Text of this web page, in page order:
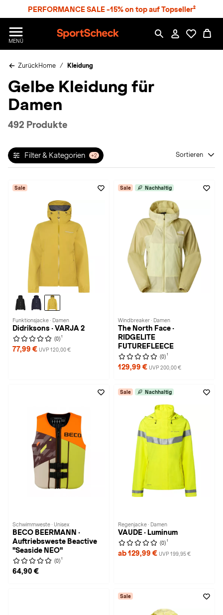
PERFORMANCE SALE -15% on top auf Topseller²
MENÜ
p
r
h
c
ZurückHome Kleidung
Gelbe Kleidung für
Damen
492 Produkte
Filter & Kategorien +2 Sortieren
Sale
Funktionsjacke · Damen
Didriksons · VARJA 2
(0) 1
77,99 € UVP 120,00 €
Sale Nachhaltig
Windbreaker · Damen
The North Face ·
RIDGELITE
FUTUREFLEECE
(0) 1
129,99 € UVP 200,00 €
Schwimmweste · Unisex
BECO BEERMANN ·
Auftriebsweste Beactive
"Seaside NEO"
(0) 1
64,90 €
Sale Nachhaltig
Regenjacke · Damen
VAUDE · Luminum
(0) 1
ab 129,99 € UVP 199,95 €
Sale